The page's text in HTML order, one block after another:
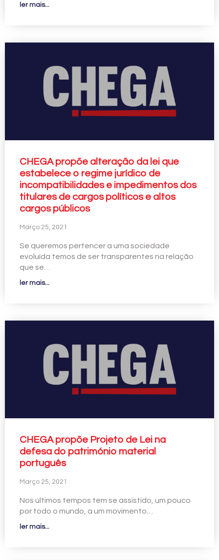
ler mais...
CHEGA propõe alteração da lei que
estabelece o regime jurídico de
incompatibilidades e impedimentos dos
titulares de cargos políticos e altos
cargos públicos
Março 25, 2021
Se queremos pertencer a uma sociedade
evoluída temos de ser transparentes na relação
que se…
ler mais...
CHEGA propõe Projeto de Lei na
defesa do património material
português
Março 25, 2021
Nos últimos tempos tem se assistido, um pouco
por todo o mundo, a um movimento…
ler mais...